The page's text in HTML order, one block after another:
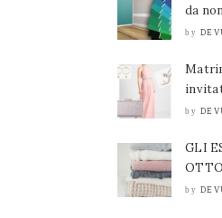
da
by
by
GLI
by